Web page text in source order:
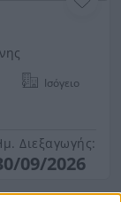
Ισόγειο
Διεξαγωγής:
09/2026